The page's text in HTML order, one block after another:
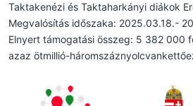
Taktakenézi és Taktaharkányi diákok
Megvalósítás időszaka: 2025.03.18.-
Elnyert támogatási összeg: 5 382 000
azaz ötmillió-